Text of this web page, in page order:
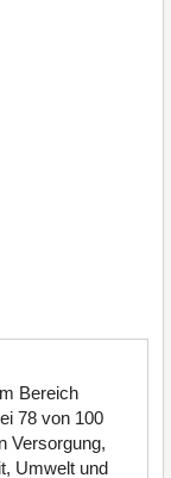
Bereich
78 von 100
Versorgung,
Umwelt und